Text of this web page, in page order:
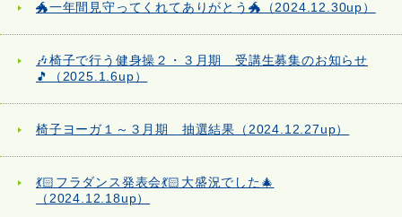
🐲一年間見守ってくれてありがとう🐲（2024.12.30up）
🎶椅子で行う健身操２・３月期 受講生募集のお知らせ
🎵（2025.1.6up）
椅子ヨーガ１～３月期 抽選結果（2024.12.27up）
💃🏻フラダンス発表会💃🏻大盛況でした🎄
（2024.12.18up）